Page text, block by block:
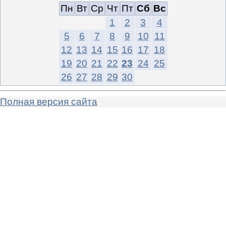
Пн Вт Ср Чт Пт Сб Вс
1
2 3
4
5
6 7 8 9 10
11
12 13 14 15 16 17 18
19 20 21 22 23 24 25
26 27 28 29 30
Полная версия сайта